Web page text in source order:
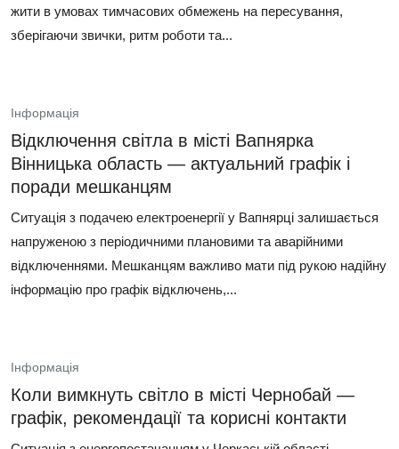
жити в умовах тимчасових обмежень на пересування,
зберігаючи звички, ритм роботи та...
Інформація
Відключення світла в місті Вапнярка
Вінницька область — актуальний графік і
поради мешканцям
Ситуація з подачею електроенергії у Вапнярці залишається
напруженою з періодичними плановими та аварійними
відключеннями. Мешканцям важливо мати під рукою надійну
інформацію про графік відключень,...
Інформація
Коли вимкнуть світло в місті Чернобай —
графік, рекомендації та корисні контакти